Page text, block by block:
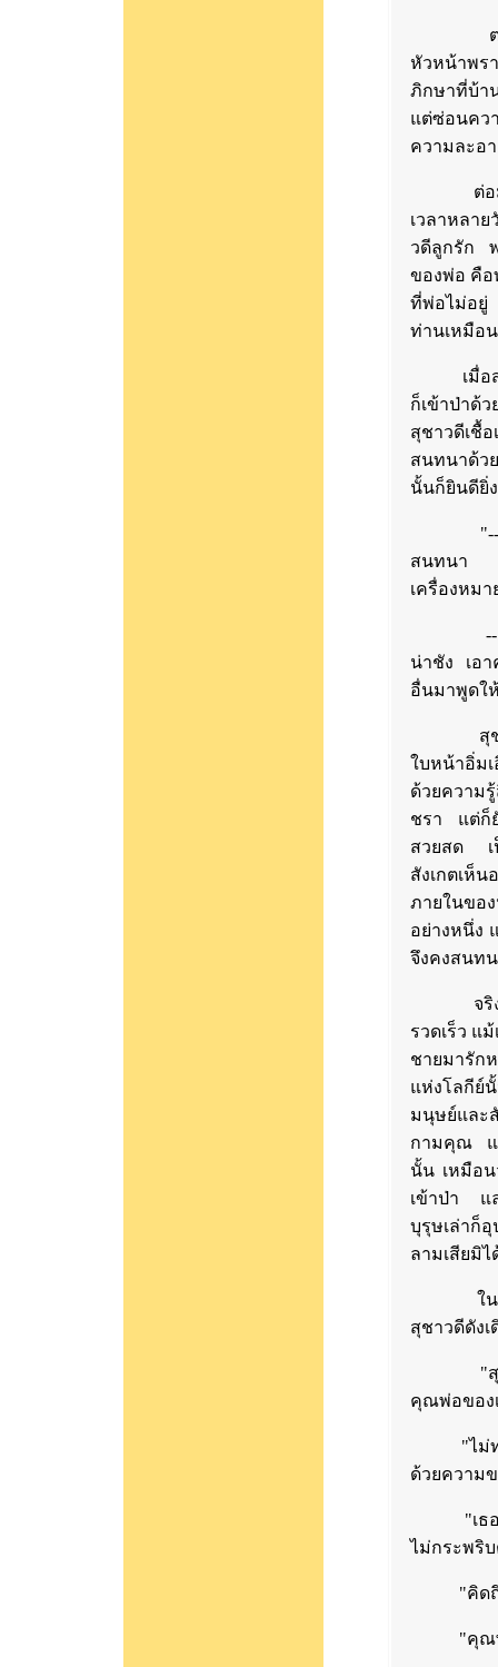
ตอนเช้
หัวหน้าพร
ภิกษาที่บ้า
แต่ซ่อนค
ความละอ
ต่อมาไม่
เวลาหลา
วดีลูกรัก พ่
ของพ่อ คือ
ที่พ่อไม่อยู่
ท่านเหมือ
เมื่อสุชา
ก็เข้าป่าด้
สุชาวดีเชื้
สนทนาด้ว
นั้นก็ยินดียิ่
"-- มีหน้
สนทนา เ
เครื่องหม
-- มีหน้า
น่าชัง เอา
อื่นมาพูดใ
สุชาวดี
ใบหน้าอิ่ม
ด้วยความ
ชรา แต่ก็ยั
สวยสด เ
สังเกตเห็
ภายในขอ
อย่างหนึ่ง
จึงคงสนท
จริงทีเดี
รวดเร็ว แ
ชายมารัก
แห่งโลกีย์
มนุษย์และ
กามคุณ แ
นั้น เหมือน
เข้าป่า แ
บุรุษเล่าก็
ลามเสียมิไ
ในวันที่
สุชาวดีดัง
"สุชาวดี
คุณพ่อของ
"ไม่ทรา
ด้วยความ
"เธอคิด
ไม่กระพริ
"คิดถึง"
"คุณพ่อข